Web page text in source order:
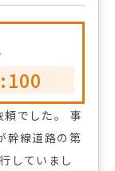
でした。 事
幹線道路の第
していまし